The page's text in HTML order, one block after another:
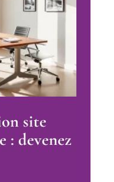
site
: devenez